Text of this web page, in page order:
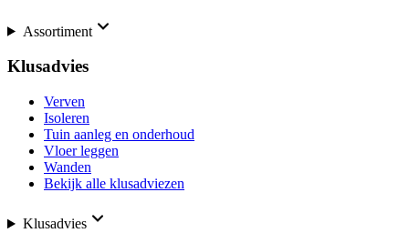
Assortiment
Klusadvies
Verven
Isoleren
Tuin aanleg en onderhoud
Vloer leggen
Wanden
Bekijk alle klusadviezen
Klusadvies